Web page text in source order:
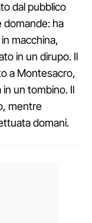
dal pubblico
domande: ha
macchina,
in un dirupo. Il
a Montesacro,
un tombino. Il
mentre
domani.